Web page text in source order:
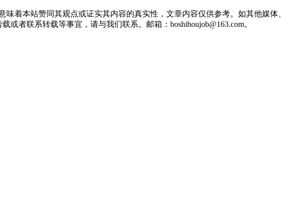
着本站赞同其观点或证实其内容的真实性，文章内容仅供参考。如其他媒体、
者联系转载等事宜，请与我们联系。邮箱：boshihoujob@163.com。